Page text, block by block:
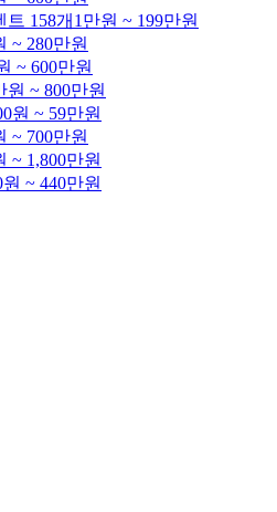
트 158개 1만원 ~ 199만원
~ 280만원
~ 600만원
원 ~ 800만원
원 ~ 59만원
~ 700만원
~ 1,800만원
원 ~ 440만원